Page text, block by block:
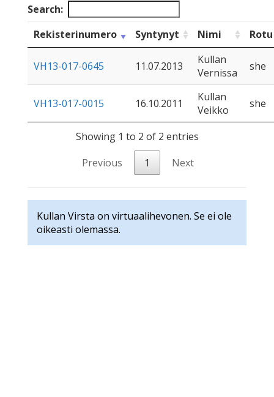
Search:
Rekisterinumero
Syntynyt Nimi Rotu
VH13-017-0645 11.07.2013
Kullan
Vernissa
she
VH13-017-0015 16.10.2011
Kullan
Veikko
she
Showing 1 to 2 of 2 entries
Previous
1 Next
Kullan Virsta on virtuaalihevonen. Se ei ole
oikeasti olemassa.